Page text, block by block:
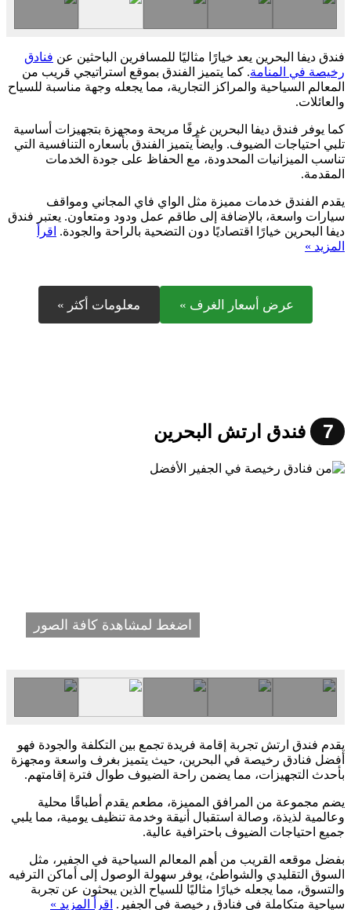
فندق ديفا البحرين يعد خيارًا مثاليًا للمسافرين الباحثين عن فنادق
رخيصة في المنامة. كما يتميز الفندق بموقع استراتيجي قريب من
المعالم السياحية والمراكز التجارية، مما يجعله وجهة مناسبة للسياح
والعائلات.
كما يوفر فندق ديفا البحرين غرفًا مريحة ومجهزة بتجهيزات أساسية
تلبي احتياجات الضيوف. وايضاً يتميز الفندق بأسعاره التنافسية التي
تناسب الميزانيات المحدودة، مع الحفاظ على جودة الخدمات
المقدمة.
يقدم الفندق خدمات مميزة مثل الواي فاي المجاني ومواقف
سيارات واسعة، بالإضافة إلى طاقم عمل ودود ومتعاون. يعتبر فندق
ديفا البحرين خيارًا اقتصاديًا دون التضحية بالراحة والجودة. اقرأ
المزيد »
عرض أسعار الغرف » معلومات أكثر »
7 فندق ارتش البحرين
اضغط لمشاهدة كافة الصور
يقدم فندق ارتش تجربة إقامة فريدة تجمع بين التكلفة والجودة فهو
أفضل فنادق رخيصة في البحرين، حيث يتميز بغرف واسعة ومجهزة
بأحدث التجهيزات، مما يضمن راحة الضيوف طوال فترة إقامتهم.
يضم مجموعة من المرافق المميزة، مطعم يقدم أطباقًا محلية
وعالمية لذيذة، وصالة استقبال أنيقة وخدمة تنظيف يومية، مما يلبي
جميع احتياجات الضيوف باحترافية عالية.
بفضل موقعه القريب من أهم المعالم السياحية في الجفير، مثل
السوق التقليدي والشواطئ، يوفر سهولة الوصول إلى أماكن الترفيه
والتسوق، مما يجعله خيارًا مثاليًا للسياح الذين يبحثون عن تجربة
سياحية متكاملة في فنادق رخيصة في الجفير. اقرأ المزيد »